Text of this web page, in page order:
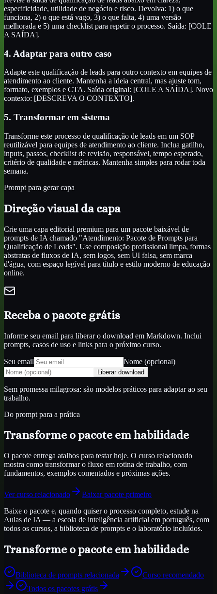
especificidade, utilidade de negócio e risco. Devolva: 1) o que
funciona, 2) o que está vago, 3) o que falta, 4) uma versão
melhorada e 5) uma checklist para repetir o processo. Saída: [COLE
A SAÍDA].
4. Adaptar para outro caso
Adapte este qualificação de leads para outro contexto em equipes de
atendimento ao cliente. Mantenha a ideia central, mas ajuste tom,
formato, exemplos e CTA. Saída original: [COLE A SAÍDA]. Novo
contexto: [DESCREVA O CONTEXTO].
5. Transformar em sistema
Transforme este processo de qualificação de leads em um SOP
reutilizável para equipes de atendimento ao cliente. Inclua gatilho,
inputs, passos, checklist de revisão, responsável, tempo esperado,
critério de qualidade e métricas. Mantenha simples para rodar toda
semana.
Prompt para gerar capa
Direção visual da capa
Crie uma capa editorial premium para um pacote baixável de
prompts de IA chamado "Atendimento: Pacote de Prompts para
Qualificação de Leads". Use composição profissional limpa, formas
abstratas de fluxos de IA, sem logos, sem UI falsa, sem marca
d'água, com espaço legível para título e estilo moderno de educação
online.
Receba o pacote grátis
Informe seu email para liberar o download em Markdown. Inclui
prompts, casos de uso e links para o próximo curso.
Seu email Nome (opcional)
Liberar download
Sem promessa milagrosa: são modelos práticos para adaptar ao seu
trabalho.
Do prompt para a prática
Transforme o pacote em habilidade
O pacote entrega atalhos para testar hoje. O curso relacionado
mostra como transformar o fluxo em rotina de trabalho, com
fundamentos, exemplos comentados e próximas ações.
Ver curso relacionado
Baixar pacote primeiro
Baixe o pacote e, quando quiser o processo completo, estude na
Aulas de IA — a escola de inteligência artificial em português, com
todos os cursos, a biblioteca de prompts e o laboratório incluídos.
Transforme o pacote em habilidade
Biblioteca de prompts relacionada
Curso recomendado
Todos os pacotes grátis